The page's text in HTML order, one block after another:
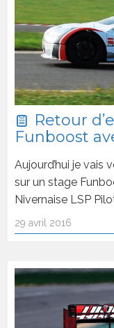
Retour
Funboost
Aujourd’hui je vais
sur un stage
Nivernaise LSP
29 avril 2016